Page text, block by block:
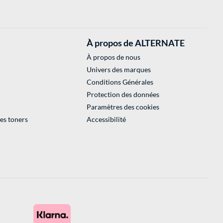
toners
À propos de ALTERNATE
À propos de nous
Univers des marques
Conditions Générales
Protection des données
Paramètres des cookies
Accessibilité